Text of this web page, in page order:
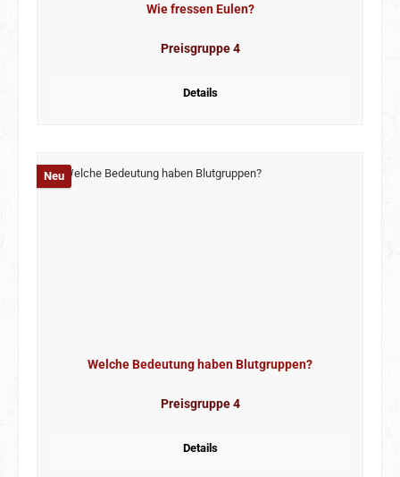
Wie fressen Eulen?
Preisgruppe 4
Details
Neu
Welche Bedeutung haben Blutgruppen?
Preisgruppe 4
Details